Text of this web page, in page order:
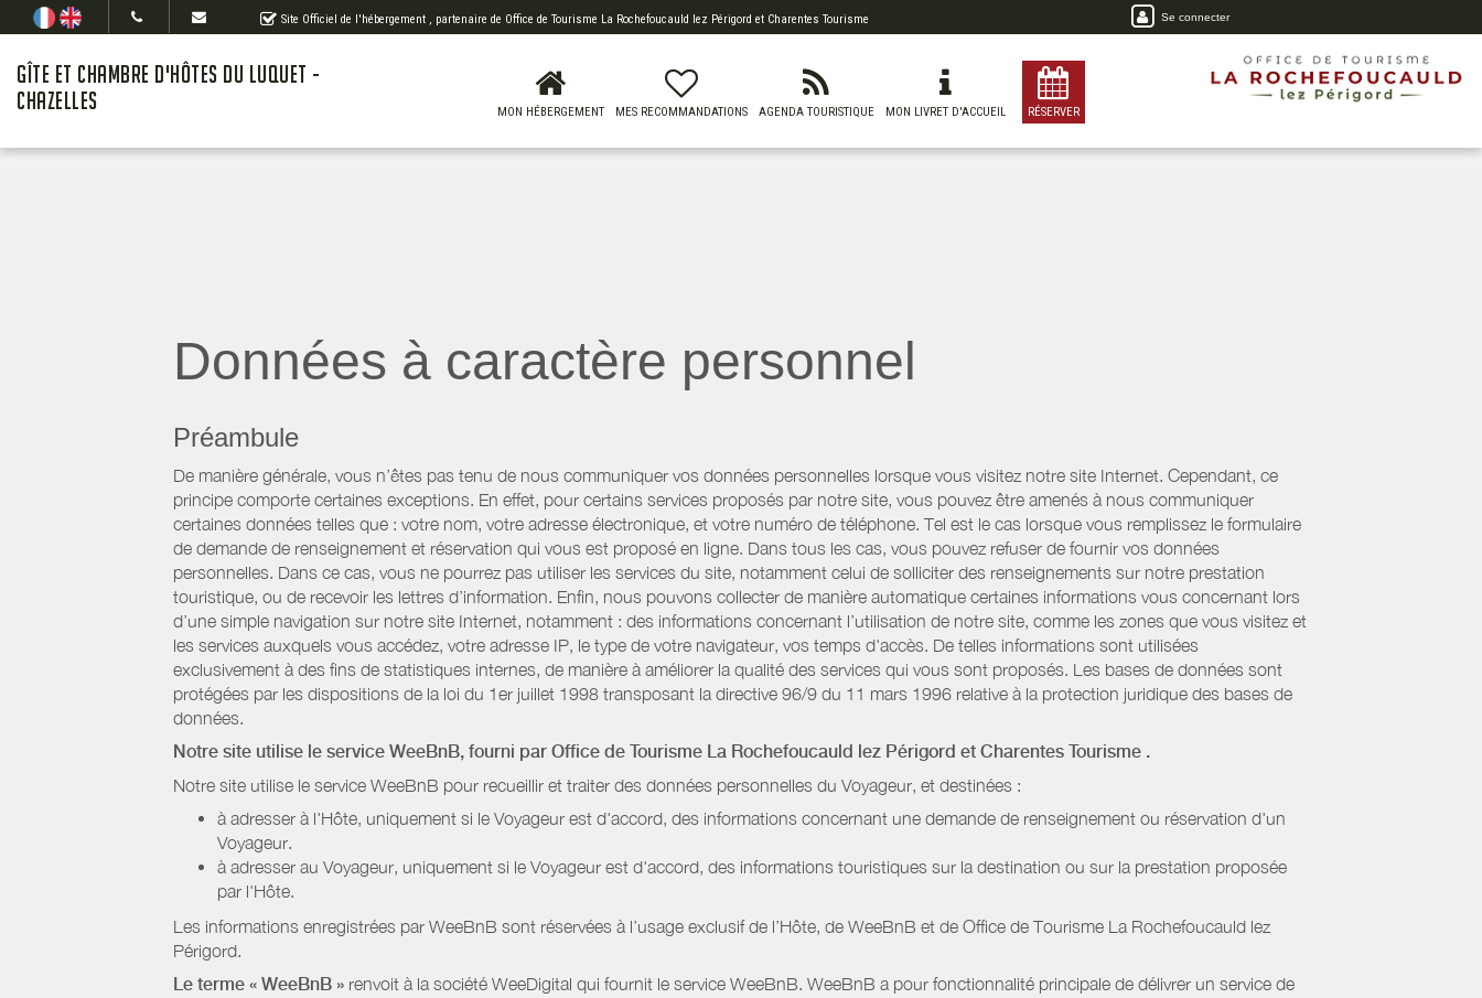
Site Officiel de l'hébergement , partenaire de Office de Tourisme La Rochefoucauld lez Périgord et Charentes Tourisme Se connecter
GÎTE ET CHAMBRE D'HÔTES DU LUQUET -
CHAZELLES
MON HÉBERGEMENT MES RECOMMANDATIONS AGENDA TOURISTIQUE MON LIVRET D'ACCUEIL RÉSERVER
Données à caractère personnel
Préambule
De manière générale, vous n’êtes pas tenu de nous communiquer vos données personnelles lorsque vous visitez notre site Internet. Cependant, ce
principe comporte certaines exceptions. En effet, pour certains services proposés par notre site, vous pouvez être amenés à nous communiquer
certaines données telles que : votre nom, votre adresse électronique, et votre numéro de téléphone. Tel est le cas lorsque vous remplissez le formulaire
de demande de renseignement et réservation qui vous est proposé en ligne. Dans tous les cas, vous pouvez refuser de fournir vos données
personnelles. Dans ce cas, vous ne pourrez pas utiliser les services du site, notamment celui de solliciter des renseignements sur notre prestation
touristique, ou de recevoir les lettres d’information. Enfin, nous pouvons collecter de manière automatique certaines informations vous concernant lors
d’une simple navigation sur notre site Internet, notamment : des informations concernant l’utilisation de notre site, comme les zones que vous visitez et
les services auxquels vous accédez, votre adresse IP, le type de votre navigateur, vos temps d'accès. De telles informations sont utilisées
exclusivement à des fins de statistiques internes, de manière à améliorer la qualité des services qui vous sont proposés. Les bases de données sont
protégées par les dispositions de la loi du 1er juillet 1998 transposant la directive 96/9 du 11 mars 1996 relative à la protection juridique des bases de
données.
Notre site utilise le service WeeBnB, fourni par Office de Tourisme La Rochefoucauld lez Périgord et Charentes Tourisme .
Notre site utilise le service WeeBnB pour recueillir et traiter des données personnelles du Voyageur, et destinées :
à adresser à l'Hôte, uniquement si le Voyageur est d'accord, des informations concernant une demande de renseignement ou réservation d'un
Voyageur.
à adresser au Voyageur, uniquement si le Voyageur est d'accord, des informations touristiques sur la destination ou sur la prestation proposée
par l'Hôte.
Les informations enregistrées par WeeBnB sont réservées à l’usage exclusif de l’Hôte, de WeeBnB et de Office de Tourisme La Rochefoucauld lez
Périgord.
Le terme « WeeBnB » renvoit à la société WeeDigital qui fournit le service WeeBnB. WeeBnB a pour fonctionnalité principale de délivrer un service de